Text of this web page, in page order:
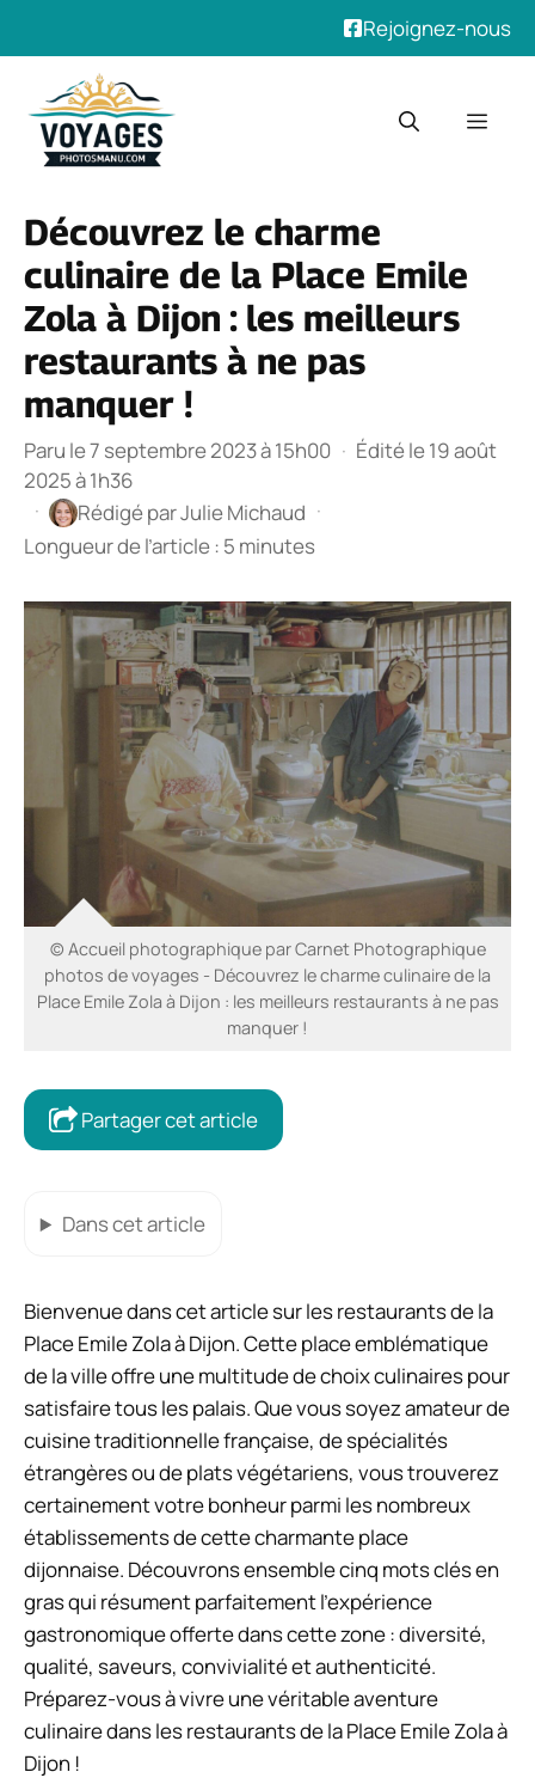
Rejoignez-nous
contenu
Découvrez le charme
culinaire de la Place Emile
Zola à Dijon : les meilleurs
restaurants à ne pas
manquer !
Paru le 7 septembre 2023 à 15h00 · Édité le 19 août
2025 à 1h36
·
Rédigé parJulie Michaud ·
Longueur de l’article : 5 minutes
© Accueil photographique par Carnet Photographique
photos de voyages - Découvrez le charme culinaire de la
Place Emile Zola à Dijon : les meilleurs restaurants à ne pas
manquer !
Partager cet article
Dans cet article
Bienvenue dans cet article sur les restaurants de la
Place Emile Zola à Dijon. Cette place emblématique
de la ville offre une multitude de choix culinaires pour
satisfaire tous les palais. Que vous soyez amateur de
cuisine traditionnelle française, de spécialités
étrangères ou de plats végétariens, vous trouverez
certainement votre bonheur parmi les nombreux
établissements de cette charmante place
dijonnaise. Découvrons ensemble cinq mots clés en
gras qui résument parfaitement l’expérience
gastronomique offerte dans cette zone : diversité,
qualité, saveurs, convivialité et authenticité.
Préparez-vous à vivre une véritable aventure
culinaire dans les restaurants de la Place Emile Zola à
Dijon !